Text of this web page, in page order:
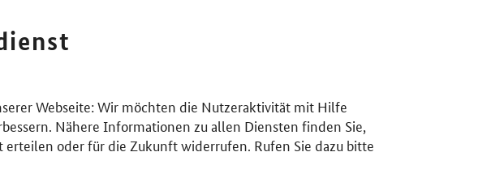
Webseite: Wir möchten die Nutzeraktivität mit Hilfe
Nähere Informationen zu allen Diensten finden Sie,
oder für die Zukunft widerrufen. Rufen Sie dazu bitte